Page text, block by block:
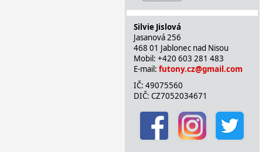
Silvie Jislová
Jasanová 256
468 01 Jablonec nad Nisou
Mobil: +420 603 281 483
E-mail: futony.cz@gmail.com
IČ: 49075560
DIČ: CZ7052034671